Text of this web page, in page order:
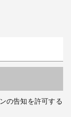
の告知を許可する